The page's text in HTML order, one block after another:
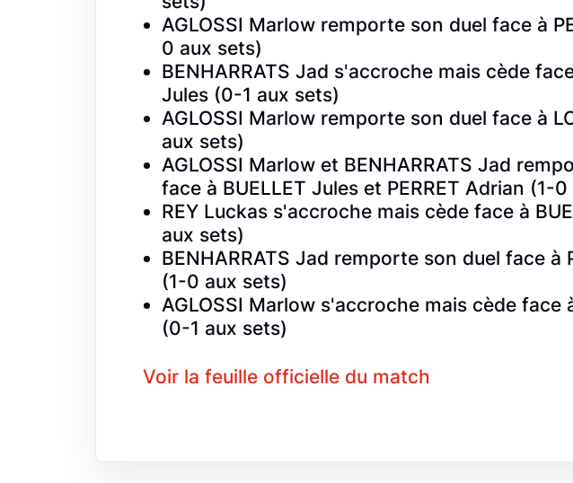
AGLOSSI Marlow remporte son duel face à
0 aux sets)
BENHARRATS Jad s'accroche mais cède
Jules (0-1 aux sets)
AGLOSSI Marlow remporte son duel face à
aux sets)
AGLOSSI Marlow et BENHARRATS Jad
face à BUELLET Jules et PERRET Adrian (1-
REY Luckas s'accroche mais cède face à
aux sets)
BENHARRATS Jad remporte son duel face à
(1-0 aux sets)
AGLOSSI Marlow s'accroche mais cède face
(0-1 aux sets)
Voir la feuille officielle du match